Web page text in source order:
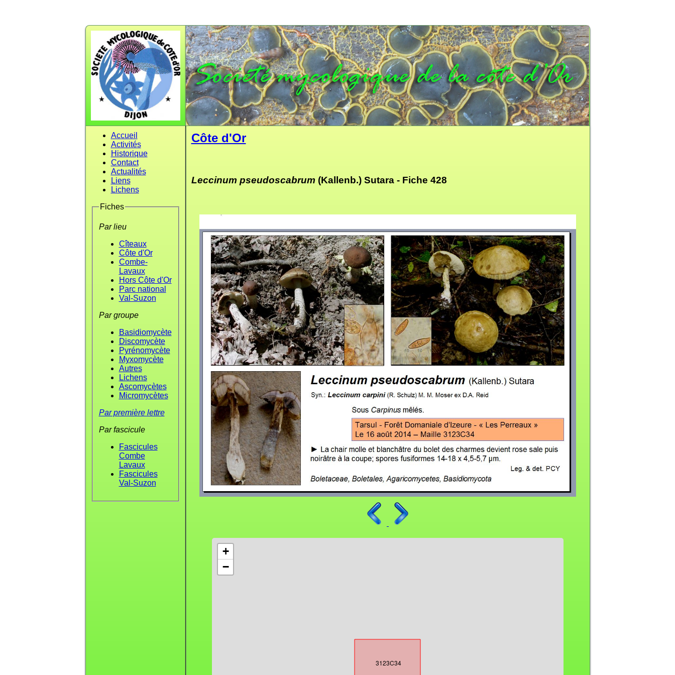
Accueil
Activités
Historique
Contact
Actualités
Liens
Lichens
Fiches
Par lieu
Cîteaux
Côte d'Or
Combe-
Lavaux
Hors Côte d'Or
Parc national
Val-Suzon
Par groupe
Basidiomycète
Discomycète
Pyrénomycète
Myxomycète
Autres
Lichens
Ascomycètes
Micromycètes
Par première lettre
Par fascicule
Fascicules
Combe
Lavaux
Fascicules
Val-Suzon
Côte d'Or
Leccinum pseudoscabrum (Kallenb.) Sutara - Fiche 428
3123C34
+
−